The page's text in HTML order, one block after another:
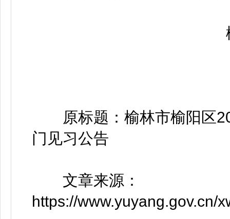
榆
原标题：榆林市榆阳区
门见习公告
文章来源：
https://www.yuyang.gov.cn/